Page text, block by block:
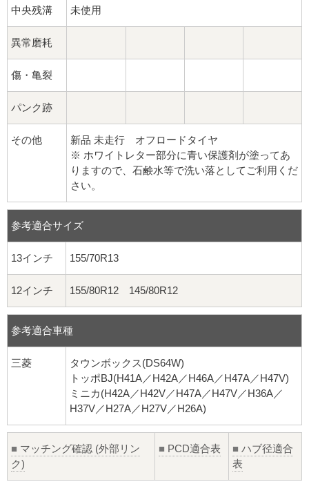
中央残溝 未使用
異常磨耗
傷・亀裂
パンク跡
その他
新品 未走行 オフロードタイヤ
※ ホワイトレター部分に青い保護剤が塗ってあ
りますので、石鹸水等で洗い落としてご利用くだ
さい。
参考適合サイズ
13インチ 155/70R13
12インチ 155/80R12 145/80R12
参考適合車種
三菱
タウンボックス(DS64W)
トッポBJ(H41A／H42A／H46A／H47A／H47V)
ミニカ(H42A／H42V／H47A／H47V／H36A／
H37V／H27A／H27V／H26A)
■ マッチング確認 (外部リン
ク)
■ PCD適合表 ■ ハブ径適合
表